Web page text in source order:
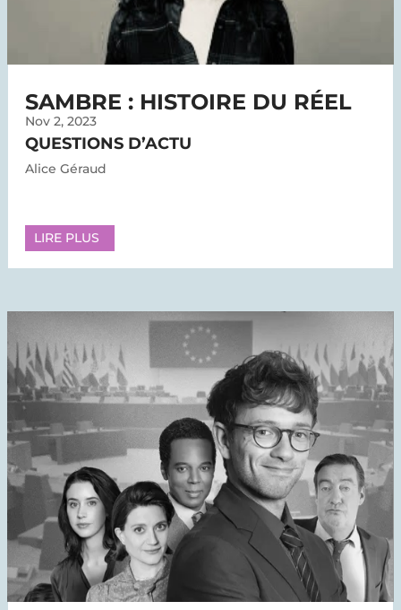
SAMBRE : HISTOIRE DU RÉEL
Nov 2, 2023
QUESTIONS D’ACTU
Alice Géraud
LIRE PLUS